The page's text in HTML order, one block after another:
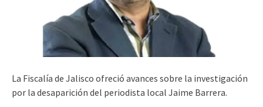
La Fiscalía de Jalisco ofreció avances sobre la investigación
por la desaparición del periodista local Jaime Barrera.